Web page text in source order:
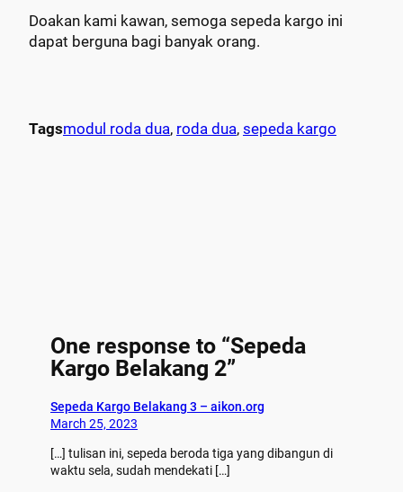
Doakan kami kawan, semoga sepeda kargo ini
dapat berguna bagi banyak orang.
Tagsmodul roda dua, roda dua, sepeda kargo
One response to “Sepeda
Kargo Belakang 2”
Sepeda Kargo Belakang 3 – aikon.org
March 25, 2023
[…] tulisan ini, sepeda beroda tiga yang dibangun di
waktu sela, sudah mendekati […]